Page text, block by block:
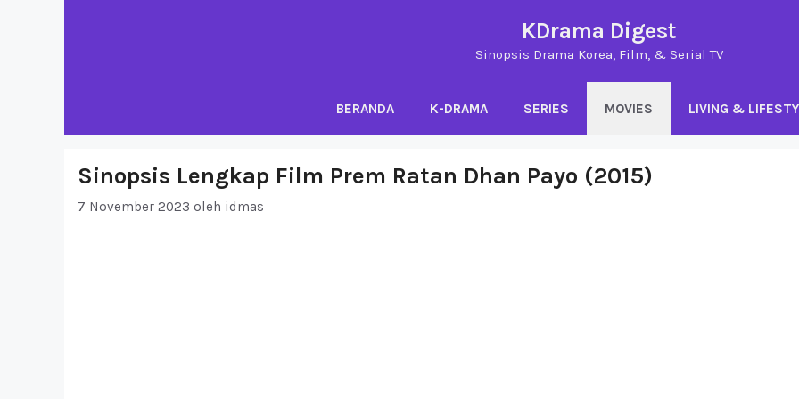
KDrama Digest
Sinopsis Drama Korea, Film, & Serial TV
BERANDA K-DRAMA SERIES MOVIES LIVING &
Sinopsis Lengkap Film Prem Ratan Dhan Payo (2015)
7 November 2023 oleh idmas